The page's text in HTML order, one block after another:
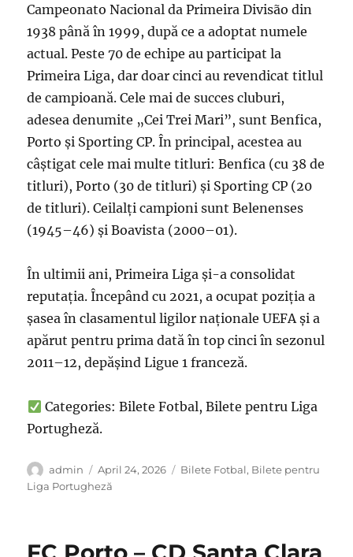
Campeonato Nacional da Primeira Divisão din
1938 până în 1999, după ce a adoptat numele
actual. Peste 70 de echipe au participat la
Primeira Liga, dar doar cinci au revendicat titlul
de campioană. Cele mai de succes cluburi,
adesea denumite „Cei Trei Mari”, sunt Benfica,
Porto și Sporting CP. În principal, acestea au
câștigat cele mai multe titluri: Benfica (cu 38 de
titluri), Porto (30 de titluri) și Sporting CP (20
de titluri). Ceilalți campioni sunt Belenenses
(1945–46) și Boavista (2000–01).
În ultimii ani, Primeira Liga și-a consolidat
reputația. Începând cu 2021, a ocupat poziția a
șasea în clasamentul ligilor naționale UEFA și a
apărut pentru prima dată în top cinci în sezonul
2011–12, depășind Ligue 1 franceză.
Categories: Bilete Fotbal, Bilete pentru Liga
Portugheză.
Author
admin
Posted
on
April 24, 2026 Categories
Bilete Fotbal, Bilete pentru
Liga Portugheză